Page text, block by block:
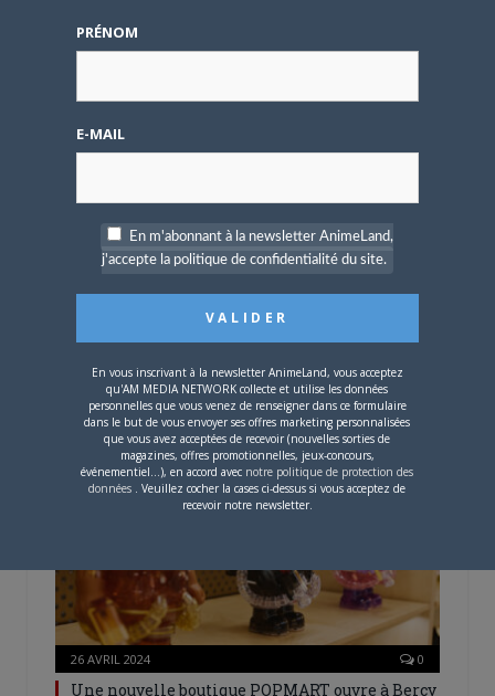
GOODIES
WTFriday : Pikachu pour bouts d’chou !
cinquante ans comme une référence du…
ANIME
26 AVRIL 2024 0
Une nouvelle boutique POPMART ouvre à Bercy
PRÉNOM
E-MAIL
En m'abonnant à la newsletter AnimeLand,
j'accepte la politique de confidentialité du site.
En vous inscrivant à la newsletter AnimeLand, vous acceptez
qu'AM MEDIA NETWORK collecte et utilise les données
personnelles que vous venez de renseigner dans ce formulaire
dans le but de vous envoyer ses offres marketing personnalisées
que vous avez acceptées de recevoir (nouvelles sorties de
magazines, offres promotionnelles, jeux-concours,
événementiel...), en accord avec notre politique de protection des
données . Veuillez cocher la cases ci-dessus si vous acceptez de
recevoir notre newsletter.